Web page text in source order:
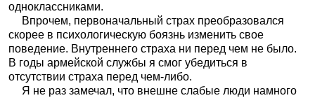
одноклассниками.
Впрочем, первоначальный страх преобразовался
скорее в психологическую боязнь изменить свое
поведение. Внутреннего страха ни перед чем не было.
В годы армейской службы я смог убедиться в
отсутствии страха перед чем-либо.
Я не раз замечал, что внешне слабые люди намного